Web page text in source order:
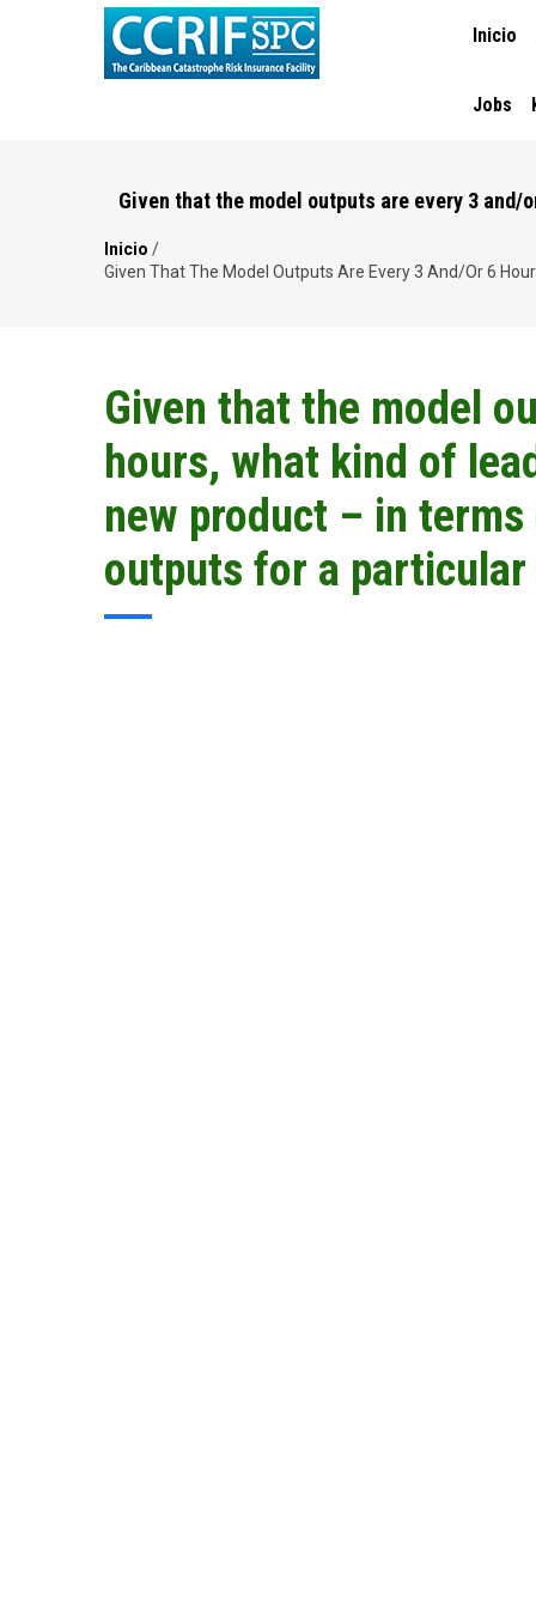
Inicio
Jobs
Given that the model outputs are every 3
Ruta
Inicio /
Given That The Model Outputs Are Every 3 And/or 6
Given that the model
hours, what kind of
new product – in
outputs for a particular